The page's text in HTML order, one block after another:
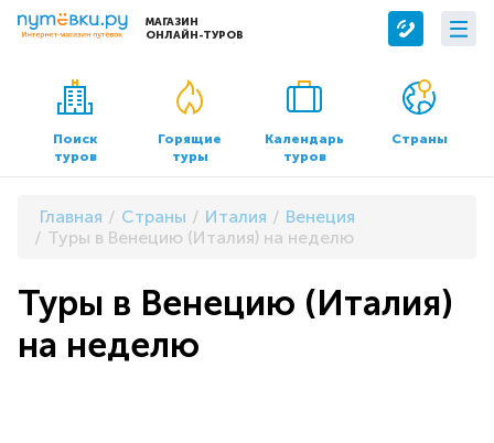
МАГАЗИН
ОНЛАЙН-ТУРОВ
Сервисы
Бронирование отелей
Трансфер
О компании
О нас
Контакты
Документы и реквизиты
Поиск
туров
Горящие
туры
Календарь
туров
Страны
Главная Страны Италия
Венеция
Туры в Венецию (Италия) на неделю
Туры в Венецию (Италия)
на неделю